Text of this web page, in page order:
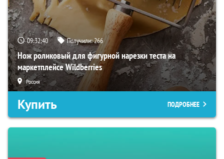
09:32:39 Получили:266
Нож роликовый для фигурной нарезки теста на
маркетплейсе Wildberries
Россия
Купить ПОДРОБНЕЕ